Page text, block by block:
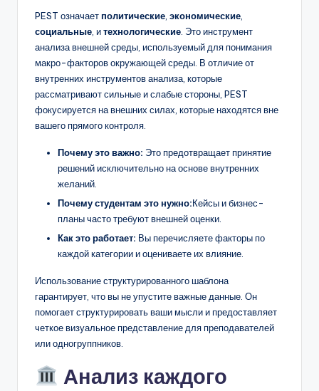
PEST означаетполитические экономические
социальные , итехнологические . Это инструмент
анализа внешней среды, используемый для понимания
макро-факторов окружающей среды. В отличие от
внутренних инструментов анализа, которые
рассматривают сильные и слабые стороны, PEST
фокусируется на внешних силах, которые находятся вне
вашего прямого контроля.
Почему это важно: Это предотвращает принятие
решений исключительно на основе внутренних
желаний.
Почему студентам это нужно:Кейсы и бизнес-
планы часто требуют внешней оценки.
Как это работает: Вы перечисляете факторы по
каждой категории и оцениваете их влияние.
Использование структурированного шаблона
гарантирует, что вы не упустите важные данные. Он
помогает структурировать ваши мысли и предоставляет
четкое визуальное представление для преподавателей
или одногруппников.
Анализ каждого